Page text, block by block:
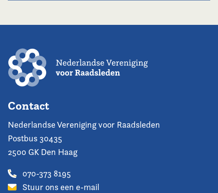
Contact
Nederlandse Vereniging voor Raadsleden
Postbus 30435
2500 GK Den Haag
070-373 8195
Stuur ons een e-mail